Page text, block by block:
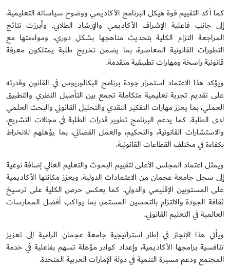
كما أكد التقييم قوة هيكل البرنامج الأكاديمي ووضوح سياساته التعليمية،
إلى جانب فاعلية الإشراف الأكاديمي والإرشاد الطلابي. وأبرزت نتائج
المراجعة التزام الكلية بتحديث مناهجها بشكل دوري، ومواءمتها مع
التطورات القانونية المعاصرة، بما يضمن تخريج طلبة يمتلكون معرفة
قانونية راسخة ومهارات تطبيقية متقدمة.
ويؤكد هذا الاعتماد استمرار جودة برنامج البكالوريوس في القانون وقدرته
على تقديم تجربة تعليمية متكاملة تجمع بين التأصيل النظري والتطبيق
العملي، بما يعزز مهارات التفكير النقدي والتحليل القانوني والبحث العلمي
لدى الطلبة. كما يدعم البرنامج تطوير قدرات الطلبة في مجالات التشريع،
والاستشارات القانونية، والتحكيم، والعمل القضائي، بما يؤهلهم للانخراط
بكفاءة في مختلف القطاعات القانونية.
ويمثل اعتماد المجلس الأعلى لتقييم البحوث والتعليم العالي إضافة نوعية
إلى سجل جامعة عجمان من الاعتمادات الدولية، ويعزز مكانتها الأكاديمية
على المستويين الإقليمي والدولي. كما يعكس حرص الكلية على ترسيخ
ثقافة الجودة والالتزام بالتحسين المستمر، بما يواكب أفضل الممارسات
العالمية في التعليم القانوني.
ويأتي هذا الإنجاز في إطار استراتيجية جامعة عجمان الرامية إلى تعزيز
تنافسية برامجها الأكاديمية، وإعداد كوادر مؤهلة تسهم بفاعلية في خدمة
المجتمع ودعم مسيرة التنمية في دولة الإمارات العربية المتحدة.